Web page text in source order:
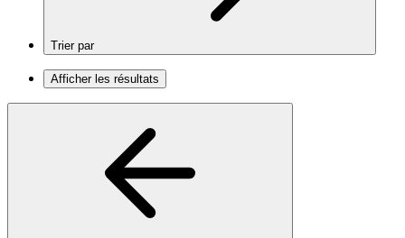
Trier par
Afficher les résultats